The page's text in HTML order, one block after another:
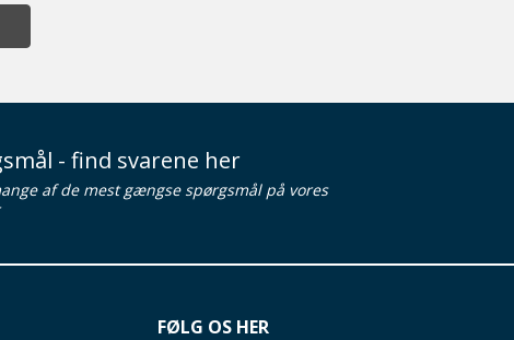
- find svarene her
af de mest gængse spørgsmål på vores
FØLG OS HER